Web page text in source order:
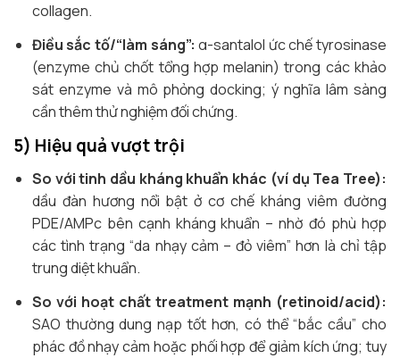
collagen.
Điều sắc tố/“làm sáng”: α-santalol ức chế tyrosinase
(enzyme chủ chốt tổng hợp melanin) trong các khảo
sát enzyme và mô phỏng docking; ý nghĩa lâm sàng
cần thêm thử nghiệm đối chứng.
5) Hiệu quả vượt trội
So với tinh dầu kháng khuẩn khác (ví dụ Tea Tree):
dầu đàn hương nổi bật ở cơ chế kháng viêm đường
PDE/AMPc bên cạnh kháng khuẩn – nhờ đó phù hợp
các tình trạng “da nhạy cảm – đỏ viêm” hơn là chỉ tập
trung diệt khuẩn.
So với hoạt chất treatment mạnh (retinoid/acid):
SAO thường dung nạp tốt hơn, có thể “bắc cầu” cho
phác đồ nhạy cảm hoặc phối hợp để giảm kích ứng; tuy